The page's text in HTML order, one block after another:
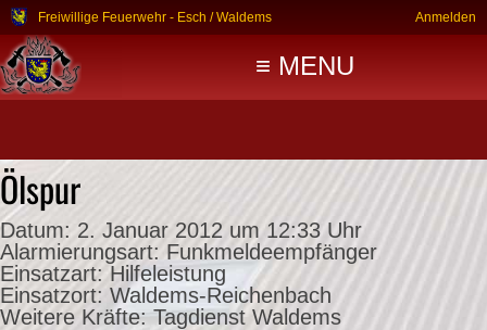
Freiwillige Feuerwehr - Esch / Waldems Anmelden
≡ MENU
Ölspur
Datum: 2. Januar 2012 um 12:33 Uhr
Alarmierungsart: Funkmeldeempfänger
Einsatzart: Hilfeleistung
Einsatzort: Waldems-Reichenbach
Weitere Kräfte: Tagdienst Waldems